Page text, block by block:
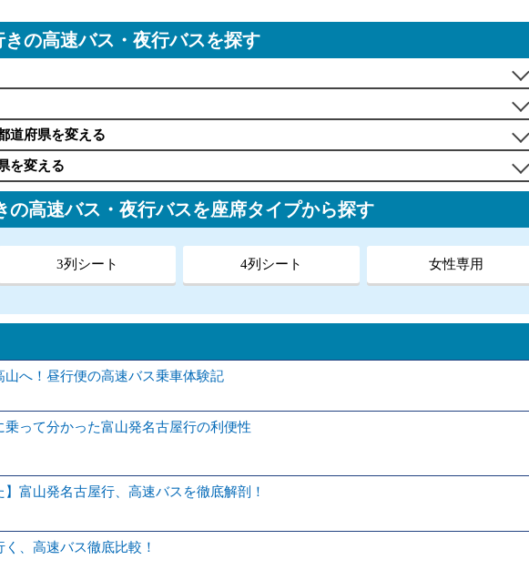
の高速バス・夜行バスを探す
道府県を変える
を変える
の高速バス・夜行バスを座席タイプから探す
3列シート 4列シート 女性専用
へ！昼行便の高速バス乗車体験記
乗って分かった富山発名古屋行の利便性
】富山発名古屋行、高速バスを徹底解剖！
、高速バス徹底比較！